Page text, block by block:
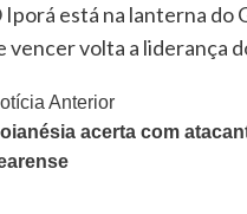
Iporá está na lanterna do
vencer volta a liderança
Anterior
acerta com